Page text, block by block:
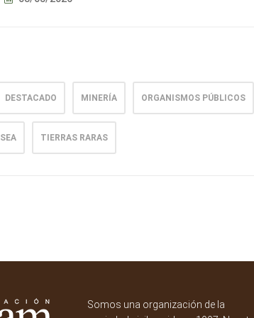
DESTACADO MINERÍA ORGANISMOS PÚBLICOS
SEA TIERRAS RARAS
Somos una organización de la